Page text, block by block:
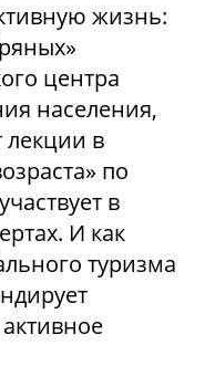
жизнь:
центра
населения,
лекции в
по
в
И как
туризма